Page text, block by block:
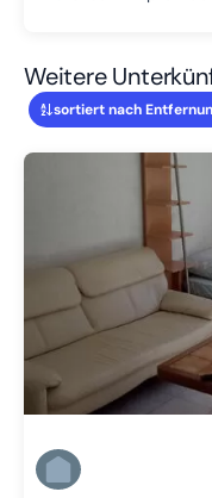
Weitere
sortiert nach